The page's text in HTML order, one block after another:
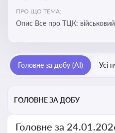
ПРО ЩО ТЕМА:
Опис Все про ТЦК: військовий облік, функціонал,
Головне за добу (AI) Усі
ГОЛОВНЕ ЗА ДОБУ
Головне за